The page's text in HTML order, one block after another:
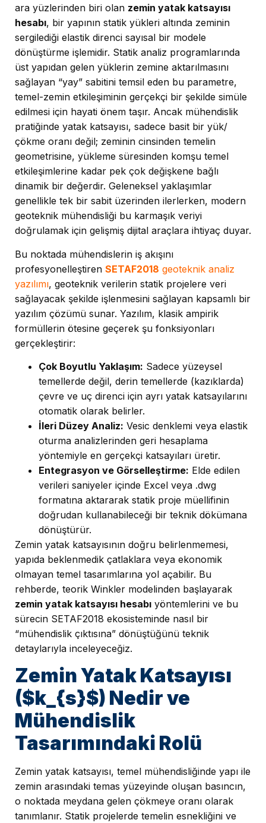
ara yüzlerinden biri olan zemin yatak katsayısı
hesabı, bir yapının statik yükleri altında zeminin
sergilediği elastik direnci sayısal bir modele
dönüştürme işlemidir. Statik analiz programlarında
üst yapıdan gelen yüklerin zemine aktarılmasını
sağlayan “yay” sabitini temsil eden bu parametre,
temel-zemin etkileşiminin gerçekçi bir şekilde simüle
edilmesi için hayati önem taşır. Ancak mühendislik
pratiğinde yatak katsayısı, sadece basit bir yük/
çökme oranı değil; zeminin cinsinden temelin
geometrisine, yükleme süresinden komşu temel
etkileşimlerine kadar pek çok değişkene bağlı
dinamik bir değerdir. Geleneksel yaklaşımlar
genellikle tek bir sabit üzerinden ilerlerken, modern
geoteknik mühendisliği bu karmaşık veriyi
doğrulamak için gelişmiş dijital araçlara ihtiyaç duyar.
Bu noktada mühendislerin iş akışını
profesyonelleştiren SETAF2018 geoteknik analiz
yazılımı, geoteknik verilerin statik projelere veri
sağlayacak şekilde işlenmesini sağlayan kapsamlı bir
yazılım çözümü sunar. Yazılım, klasik ampirik
formüllerin ötesine geçerek şu fonksiyonları
gerçekleştirir:
Çok Boyutlu Yaklaşım: Sadece yüzeysel
temellerde değil, derin temellerde (kazıklarda)
çevre ve uç direnci için ayrı yatak katsayılarını
otomatik olarak belirler.
İleri Düzey Analiz: Vesic denklemi veya elastik
oturma analizlerinden geri hesaplama
yöntemiyle en gerçekçi katsayıları üretir.
Entegrasyon ve Görselleştirme: Elde edilen
verileri saniyeler içinde Excel veya .dwg
formatına aktararak statik proje müellifinin
doğrudan kullanabileceği bir teknik dökümana
dönüştürür.
Zemin yatak katsayısının doğru belirlenmemesi,
yapıda beklenmedik çatlaklara veya ekonomik
olmayan temel tasarımlarına yol açabilir. Bu
rehberde, teorik Winkler modelinden başlayarak
zemin yatak katsayısı hesabı yöntemlerini ve bu
sürecin SETAF2018 ekosisteminde nasıl bir
“mühendislik çıktısına” dönüştüğünü teknik
detaylarıyla inceleyeceğiz.
Zemin Yatak Katsayısı
($k_{s}$) Nedir ve
Mühendislik
Tasarımındaki Rolü
Zemin yatak katsayısı, temel mühendisliğinde yapı ile
zemin arasındaki temas yüzeyinde oluşan basıncın,
o noktada meydana gelen çökmeye oranı olarak
tanımlanır. Statik projelerde temelin esnekliğini ve